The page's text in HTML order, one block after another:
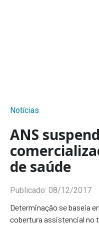
Notícias
ANS
de saúde
Publicado: 08/12/2017
Determinação se baseia
cobertura assistencial no